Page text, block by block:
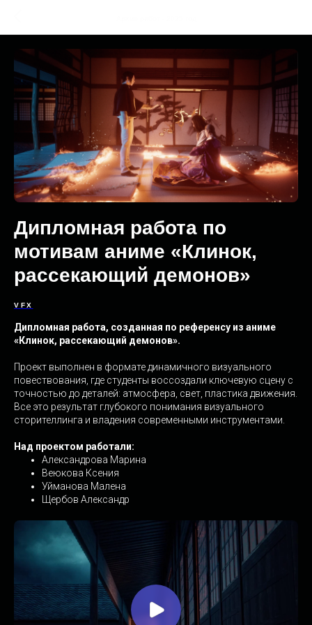
Дипломная работа по
мотивам аниме «Клинок,
рассекающий демонов»
VFX
Дипломная работа, созданная по референсу из аниме
«Клинок, рассекающий демонов».
Проект выполнен в формате динамичного визуального
повествования, где студенты воссоздали ключевую сцену с
точностью до деталей: атмосфера, свет, пластика движения.
Все это результат глубокого понимания визуального
сторителлинга и владения современными инструментами.
Над проектом работали:
Александрова Марина
Веюкова Ксения
Уйманова Малена
Щербов Александр